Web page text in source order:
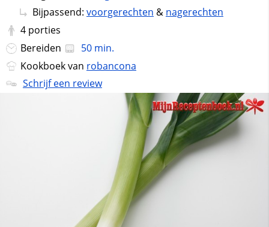
Bijpassend: voorgerechten & nagerechten
4 porties
Bereiden
50 min.
Kookboek van robancona
Schrijf een review